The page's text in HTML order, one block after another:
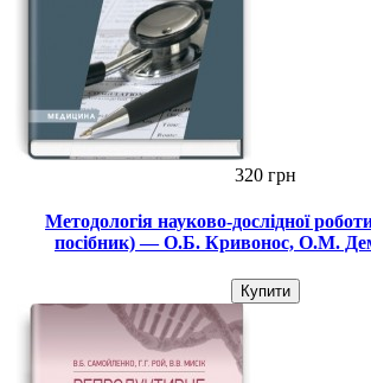
320 грн
Методологія науково-дослідної
посібник) — О.Б. Кривонос, О.М.
Купити